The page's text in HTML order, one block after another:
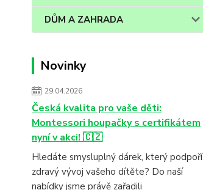
DŮM A ZAHRADA
Novinky
29.04.2026
Česká kvalita pro vaše děti:
Montessori houpačky s certifikátem
nyní v akci! 🇨🇿
Hledáte smysluplný dárek, který podpoří
zdravý vývoj vašeho dítěte? Do naší
nabídky jsme právě zařadili